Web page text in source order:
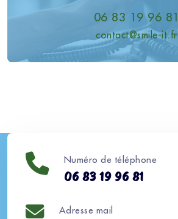
06 83 19 96 81
contact@smile-it.fr
Numéro de téléphone
06 83 19 96 81
Adresse mail